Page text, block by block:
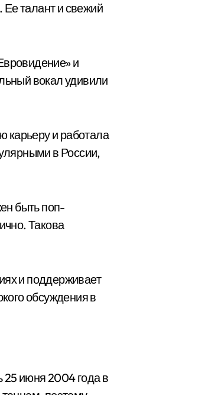
талант и свежий
и
вокал удивили
карьеру и работала
в России,
быть поп-
Такова
и поддерживает
обсуждения в
25 июня 2004 года в